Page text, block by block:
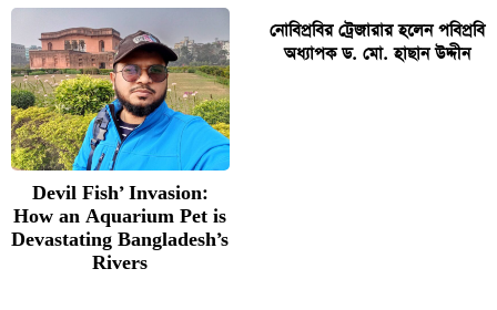
Devil Fish’ Invasion:
How an Aquarium Pet is
Devastating Bangladesh’s
Rivers
নোবিপ্রবির ট্রেজারার হলেন পবিপ্রবি
অধ্যাপক ড. মো. হাছান উদ্দীন